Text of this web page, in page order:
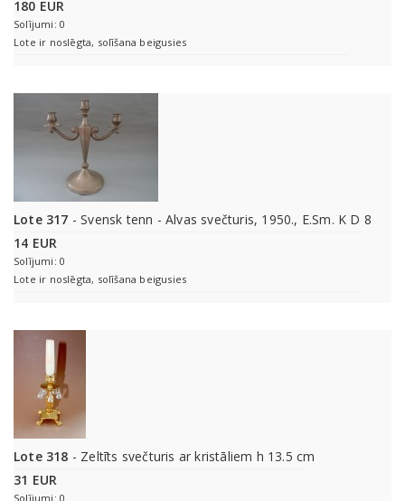
180 EUR
Solījumi: 0
Lote ir noslēgta, solīšana beigusies
Lote 317 - Svensk tenn - Alvas svečturis, 1950., E.Sm. K D 8
14 EUR
Solījumi: 0
Lote ir noslēgta, solīšana beigusies
Lote 318 - Zeltīts svečturis ar kristāliem h 13.5 cm
31 EUR
Solījumi: 0